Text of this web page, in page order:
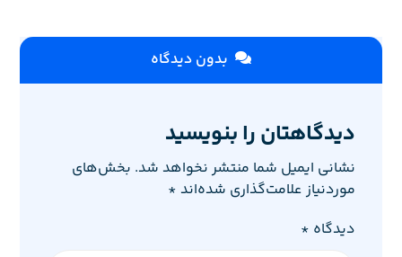
بدون دیدگاه
دیدگاهتان را بنویسید
نشانی ایمیل شما منتشر نخواهد شد. بخش‌های
موردنیاز علامت‌گذاری شده‌اند *
دیدگاه *